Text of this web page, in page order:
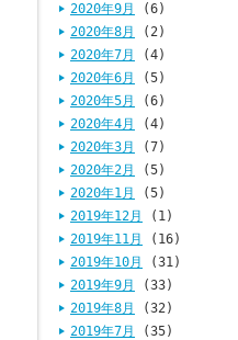
2020年9月
(6)
2020年8月
(2)
2020年7月
(4)
2020年6月
(5)
2020年5月
(6)
2020年4月
(4)
2020年3月
(7)
2020年2月
(5)
2020年1月
(5)
2019年12月
(1)
2019年11月
(16)
2019年10月
(31)
2019年9月
(33)
2019年8月
(32)
2019年7月
(35)